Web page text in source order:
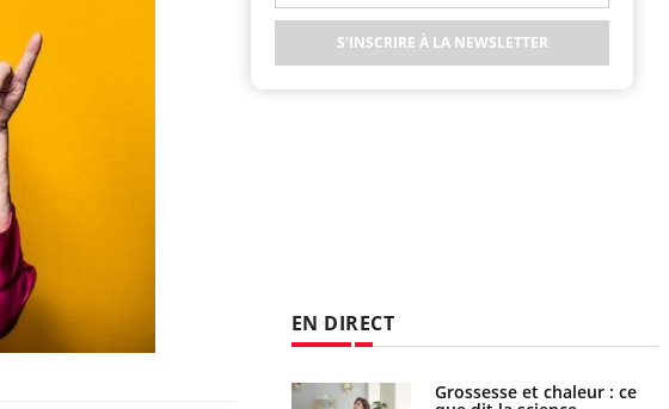
EN DIRECT
Grossesse et chaleur : ce
Mordue par un barracuda,
S'INSCRIRE À LA NEWSLETTER